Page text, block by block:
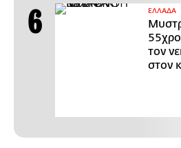
ΕΛΛΑΔΑ
τον
στον